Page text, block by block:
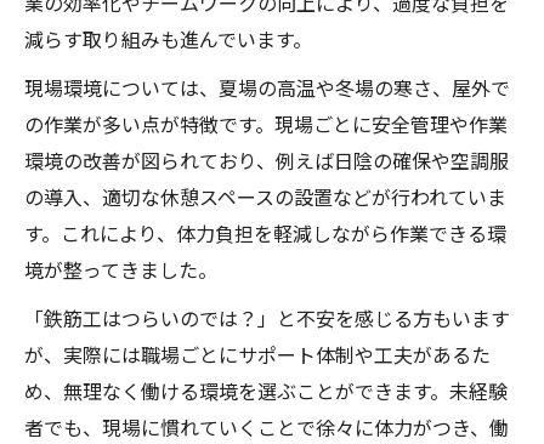
鉄筋工求人で活力を保つ生活習慣について
紹介
新たな一歩を後押しする鉄筋工求人の魅力
鉄筋工求人が新しい挑戦を後押しする魅力
を紹介
鉄筋工求人でキャリアチェンジが実現でき
る理由
鉄筋工求人を選ぶことで得られる成長機会
とは
活力と収入アップを叶える鉄筋工求人の強
み解説
減らす取り組みも進んでいます。
現場環境については、夏場の高温や冬場の寒さ、屋外で
の作業が多い点が特徴です。現場ごとに安全管理や作業
環境の改善が図られており、例えば日陰の確保や空調服
の導入、適切な休憩スペースの設置などが行われていま
す。これにより、体力負担を軽減しながら作業できる環
境が整ってきました。
「鉄筋工はつらいのでは？」と不安を感じる方もいます
が、実際には職場ごとにサポート体制や工夫があるた
め、無理なく働ける環境を選ぶことができます。未経験
者でも、現場に慣れていくことで徐々に体力がつき、働